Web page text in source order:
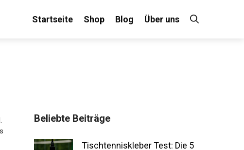
Startseite Shop Blog Über uns
Beliebte Beiträge
Tischtenniskleber Test: Die 5